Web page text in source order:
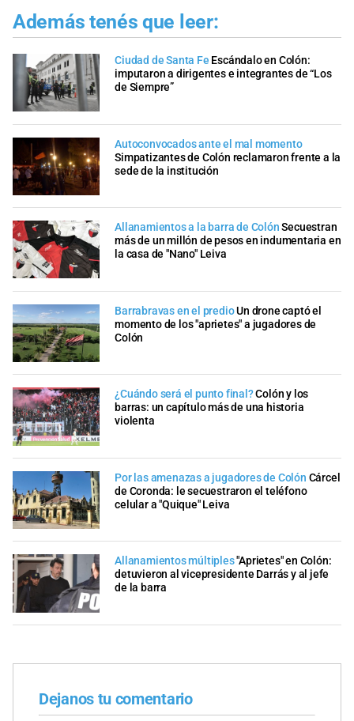
Además tenés que leer:
Ciudad de Santa Fe Escándalo en Colón:
imputaron a dirigentes e integrantes de “Los
de Siempre”
Autoconvocados ante el mal momento
Simpatizantes de Colón reclamaron frente a la
sede de la institución
Allanamientos a la barra de Colón Secuestran
más de un millón de pesos en indumentaria en
la casa de "Nano" Leiva
Barrabravas en el predioUn drone captó el
momento de los "aprietes" a jugadores de
Colón
¿Cuándo será el punto final?Colón y los
barras: un capítulo más de una historia
violenta
Por las amenazas a jugadores de Colón Cárcel
de Coronda: le secuestraron el teléfono
celular a "Quique" Leiva
Allanamientos múltiples"Aprietes" en Colón:
detuvieron al vicepresidente Darrás y al jefe
de la barra
Dejanos tu comentario